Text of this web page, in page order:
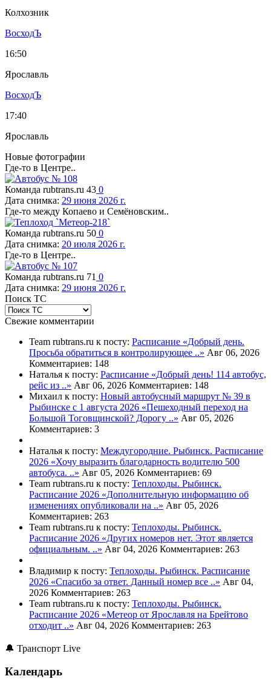
Колхозник
ВосходЪ
16:50
Ярославль
ВосходЪ
17:40
Ярославль
Новые фотографии
Где-то в Центре..
Команда rubtrans.ru 43 0
Дата снимка: 29 июня 2026 г.
Где-то между Копаево и Семёновским..
Команда rubtrans.ru 50 0
Дата снимка: 20 июля 2026 г.
Где-то в Центре..
Команда rubtrans.ru 71 0
Дата снимка: 29 июня 2026 г.
Поиск ТС
Свежие комментарии
Team rubtrans.ru к посту: Расписание «Добрый день.
Просьба обратиться в контролирующее ..» Авг 06, 2026
Комментариев: 148
Наталья к посту: Расписание «Добрый день! 114 автобус,
рейс из ..» Авг 06, 2026 Комментариев: 148
Михаил к посту: Новый автобусный маршрут № 39 в
Рыбинске с 1 августа 2026 «Пешеходный переход на
Большой Тоговщинской? Дорогу ..» Авг 05, 2026
Комментариев: 3
Наталья к посту: Междугородние. Рыбинск. Расписание
2026 «Хочу выразить благодарность водителю 500
автобуса. ..» Авг 05, 2026 Комментариев: 69
Team rubtrans.ru к посту: Теплоходы. Рыбинск.
Расписание 2026 «Дополнительную информацию об
изменениях опубликовали на ..» Авг 05, 2026
Комментариев: 263
Team rubtrans.ru к посту: Теплоходы. Рыбинск.
Расписание 2026 «Других номеров нет. Этот является
официальным. ..» Авг 04, 2026 Комментариев: 263
Владимир к посту: Теплоходы. Рыбинск. Расписание
2026 «Спасибо за ответ. Данный номер все ..» Авг 04,
2026 Комментариев: 263
Team rubtrans.ru к посту: Теплоходы. Рыбинск.
Расписание 2026 «Метеор от Ярославля на Брейтово
отходит ..» Авг 04, 2026 Комментариев: 263
🔔 Транспорт Live
Календарь